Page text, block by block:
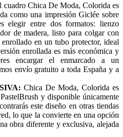
cuadro Chica De Moda, Colorida es
como una impresión Giclée sobre
elegir entre dos formatos: lienzo
de madera, listo para colgar con
en un tubo protector, ideal
enrollada es más económica y
encargar el enmarcado a un
envío gratuito a toda España y a
Chica De Moda, Colorida es
y disponible únicamente
este diseño en otras tiendas
lo que la convierte en una opción
obra diferente y exclusiva, alejada